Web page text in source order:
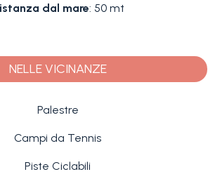
dal mare: 50 mt
NELLE VICINANZE
Palestre
Campi da Tennis
Piste Ciclabili